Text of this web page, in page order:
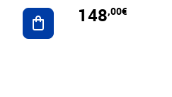
Ajouter au panier
148,00€